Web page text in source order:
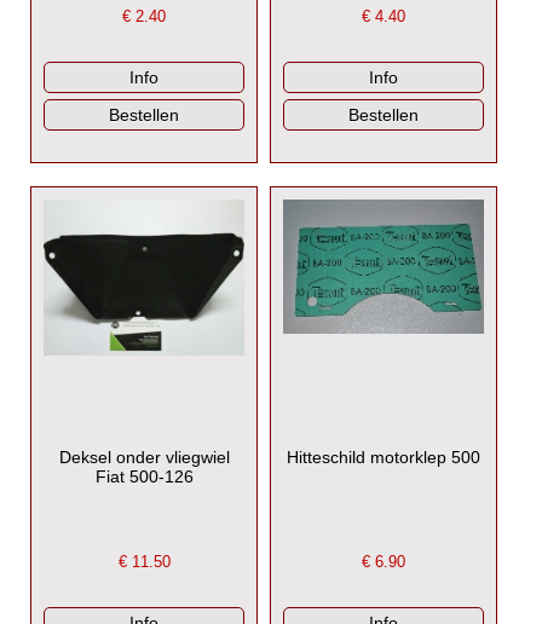
€ 2.40 €4.40
Deksel onder vliegwiel
Fiat 500-126
€ 11.50
Hitteschild motorklep 500
€6.90